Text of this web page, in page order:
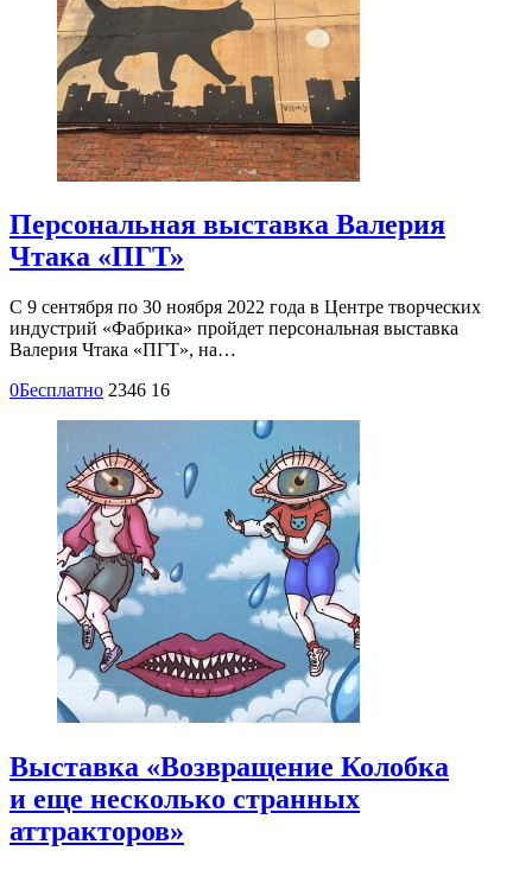
Персональная выставка Валерия
Чтака «ПГТ»
С 9 сентября по 30 ноября 2022 года в Центре творческих
индустрий «Фабрика» пройдет персональная выставка
Валерия Чтака «ПГТ», на…
0Бесплатно 2346 16
Выставка «Возвращение Колобка
и еще несколько странных
аттракторов»